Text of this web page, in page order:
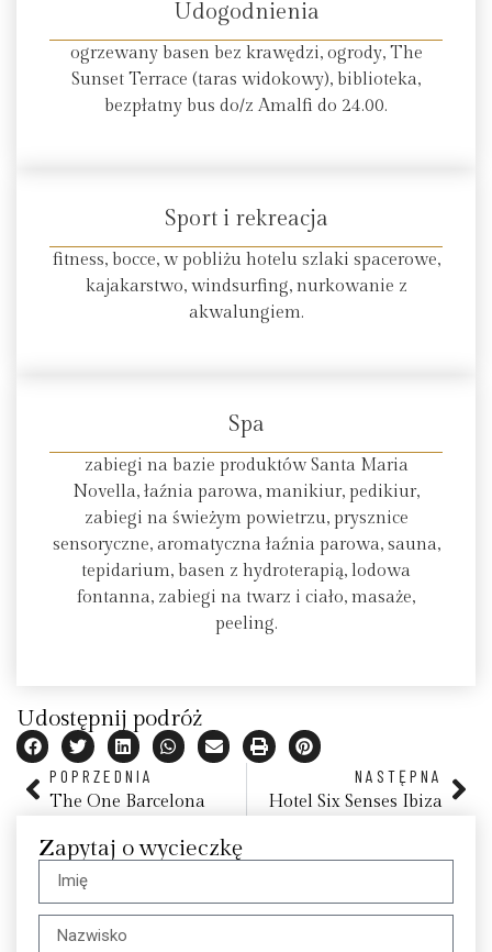
Udogodnienia
ogrzewany basen bez krawędzi, ogrody, The
Sunset Terrace (taras widokowy), biblioteka,
bezpłatny bus do/z Amalfi do 24.00.
Sport i rekreacja
fitness, bocce, w pobliżu hotelu szlaki spacerowe,
kajakarstwo, windsurfing, nurkowanie z
akwalungiem.
Spa
zabiegi na bazie produktów Santa Maria
Novella, łaźnia parowa, manikiur, pedikiur,
zabiegi na świeżym powietrzu, prysznice
sensoryczne, aromatyczna łaźnia parowa, sauna,
tepidarium, basen z hydroterapią, lodowa
fontanna, zabiegi na twarz i ciało, masaże,
peeling.
Udostępnij podróż
POPRZEDNIA
The One Barcelona
NASTĘPNA
Hotel Six Senses Ibiza
Zapytaj o wycieczkę